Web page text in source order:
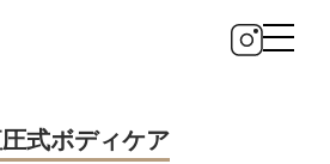
式ボディケア